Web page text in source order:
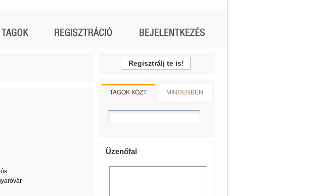
Regisztrálj te is!
TAGOK KÖZT MINDENBEN
Üzenőfal